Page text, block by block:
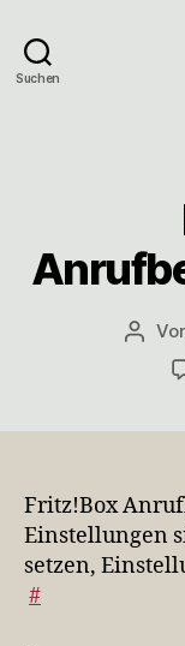
Suchen
Fritz!Box
Einstellungen
setzen,
#